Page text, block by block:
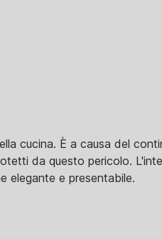
cucina. È a causa del
da questo pericolo.
elegante e presentabile.